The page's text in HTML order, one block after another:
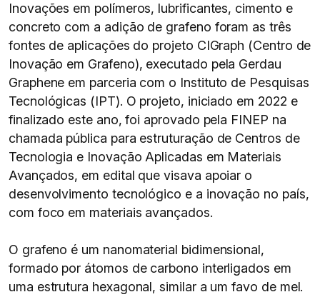
Inovações em polímeros, lubrificantes, cimento e
concreto com a adição de grafeno foram as três
fontes de aplicações do projeto CIGraph (Centro de
Inovação em Grafeno), executado pela Gerdau
Graphene em parceria com o Instituto de Pesquisas
Tecnológicas (IPT). O projeto, iniciado em 2022 e
finalizado este ano, foi aprovado pela FINEP na
chamada pública para estruturação de Centros de
Tecnologia e Inovação Aplicadas em Materiais
Avançados, em edital que visava apoiar o
desenvolvimento tecnológico e a inovação no país,
com foco em materiais avançados.
O grafeno é um nanomaterial bidimensional,
formado por átomos de carbono interligados em
uma estrutura hexagonal, similar a um favo de mel.